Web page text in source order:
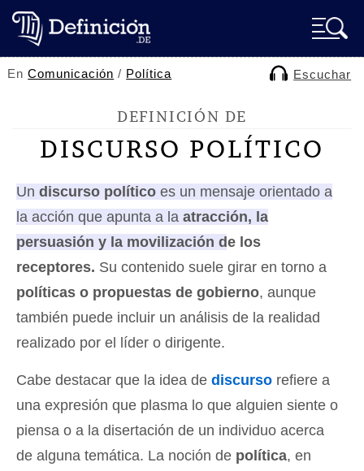
EnComunicación / Política Escuchar
DEFINICIÓN DE
DISCURSO POLÍTICO
Un discurso político es un mensaje orientado a
la acción que apunta a la atracción, la
persuasión y la movilización de los
receptores. Su contenido suele girar en torno a
políticas o propuestas de gobierno, aunque
también puede incluir un análisis de la realidad
realizado por el líder o dirigente.
Cabe destacar que la idea de discurso refiere a
una expresión que plasma lo que alguien siente o
piensa o a la disertación de un individuo acerca
de alguna temática. La noción de política, en